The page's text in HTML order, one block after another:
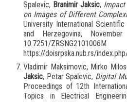
Spalevic, Branimir Jaksic,
on Images of Different
University International
and Herzegovina,
10.7251/ZRSNG2101006M
https://doisrpska.nub.rs/
Vladimir Maksimovic, Mirko
Jaksic, Petar Spalevic, Digital
Proceedings of 12th
Topics in Electrical